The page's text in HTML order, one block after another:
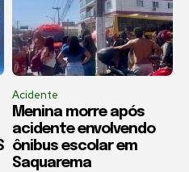
Acidente
Menina morre após
acidente envolvendo
ônibus escolar em
Saquarema